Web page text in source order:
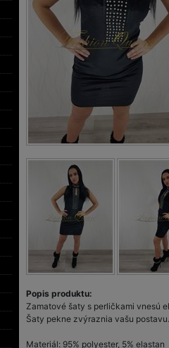
Popis produktu:
Zamatové šaty s perličkami vnesú
Šaty pekne zvýraznia vašu
Materiál: 95% polyester, 5% elastan